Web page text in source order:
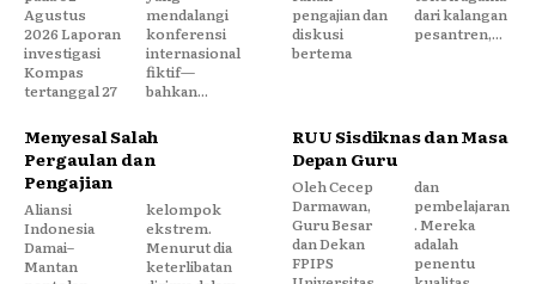
Agustus
2026 Laporan
investigasi
Kompas
tertanggal 27
mendalangi
konferensi
internasional
fiktif—
bahkan...
pengajian dan
diskusi
bertema
dari kalangan
pesantren,...
Menyesal Salah
Pergaulan dan
Pengajian
Aliansi
Indonesia
Damai–
Mantan
kelompok
ekstrem.
Menurut dia
keterlibatan
RUU Sisdiknas dan Masa
Depan Guru
Oleh Cecep
Darmawan,
Guru Besar
dan Dekan
FPIPS
dan
pembelajaran
. Mereka
adalah
penentu